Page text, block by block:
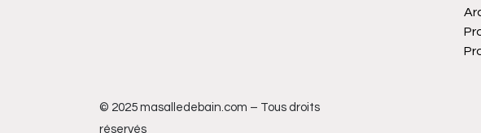
© 2025 masalledebain.com – Tous droits
réservés